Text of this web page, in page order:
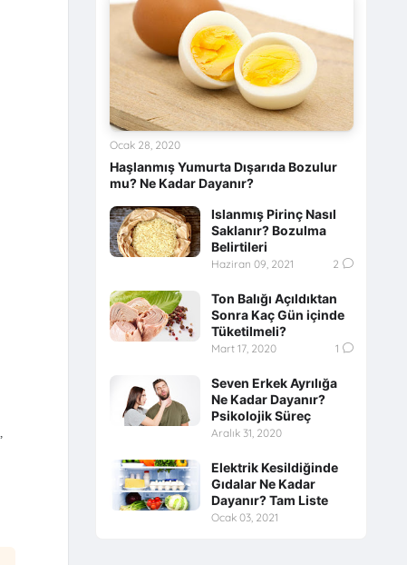
Haşlanmış Yumurta Dışarıda Bozulur
mu? Ne Kadar Dayanır?
Ocak 28, 2020
Islanmış Pirinç Nasıl
Saklanır? Bozulma
Belirtileri
Haziran 09, 2021 2
Ton Balığı Açıldıktan
Sonra Kaç Gün içinde
Tüketilmeli?
Mart 17, 2020 1
Seven Erkek Ayrılığa
Ne Kadar Dayanır?
Psikolojik Süreç
Aralık 31, 2020
Elektrik Kesildiğinde
Gıdalar Ne Kadar
Dayanır? Tam Liste
Ocak 03, 2021